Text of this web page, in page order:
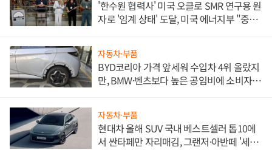
'한수원 협력사' 미국 오클로 SMR 연구용 원
자로 '임계 상태' 도달, 미국 에너지부 "중요
자동차·부품
BYD코리아 가격 앞세워 수입차 4위 올랐지
만, BMW·벤츠보다 높은 공임비에 소비자
자동차·부품
현대차 올해 SUV 국내 베스트셀러 톱10에
서 싼타페만 자리매김, 그랜저·아반떼 '세단